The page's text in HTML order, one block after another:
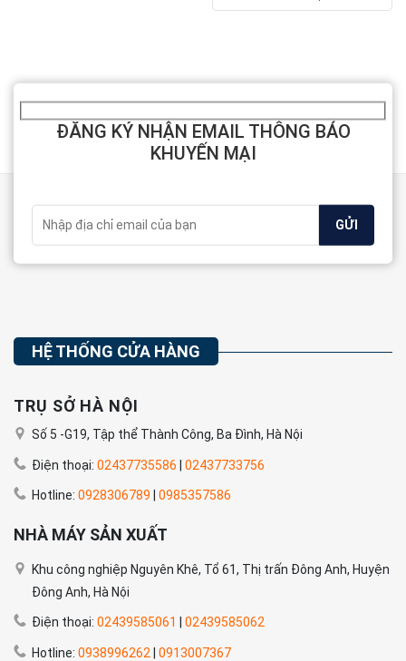
hạng
ĐĂNG KÝ NHẬN EMAIL THÔNG BÁO
KHUYẾN MẠI
HỆ THỐNG CỬA HÀNG
TRỤ SỞ HÀ NỘI
Số 5 -G19, Tập thể Thành Công, Ba Đình, Hà Nội
Điện thoại: 02437735586 | 02437733756
Hotline: 0928306789 0985357586
NHÀ MÁY SẢN XUẤT
Khu công nghiệp Nguyên Khê, Tổ 61, Thị trấn Đông Anh, Huyện
Đông Anh, Hà Nội
Điện thoại: 02439585061 02439585062
Hotline: 0938996262 0913007367